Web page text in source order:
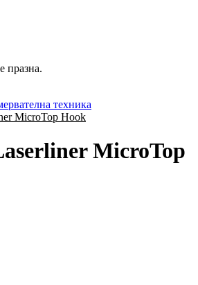
празна.
техника
MicroTop Hook
MicroTop